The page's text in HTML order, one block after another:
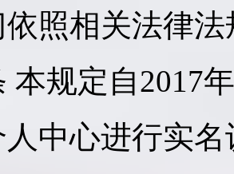
照相关法律
本规定自2017
中心进行实名